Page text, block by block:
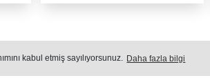
kabul etmiş sayılıyorsunuz. Daha fazla bilgi
AĞIRLANDI